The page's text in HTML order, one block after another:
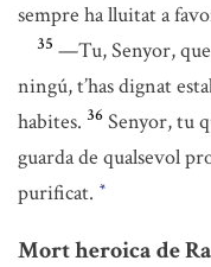
sempre ha lluitat a
35 —Tu, Senyor,
ningú, t’has dignat
habites. 36 Senyor, tu
guarda de qualsevol
purificat. *
Mort heroica de